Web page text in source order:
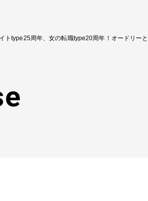
トtype25周年、女の転職type20周年！オードリー